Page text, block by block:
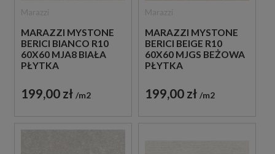
MARAZZI MYSTONE
BERICI BIANCO R10
60X60 MJA8 BIAŁA
PŁYTKA
IMITUJĄCA KAMIEŃ
199,00 zł m2
MARAZZI MYSTONE
BERICI BEIGE R10
60X60 MJGS BEŻOWA
PŁYTKA
IMITUJĄCA KAMIEŃ
199,00 zł m2